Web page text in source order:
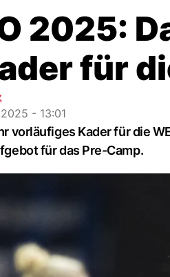
2025:
für
- 13:01
vorläufiges Kader für die
für das Pre-Camp.